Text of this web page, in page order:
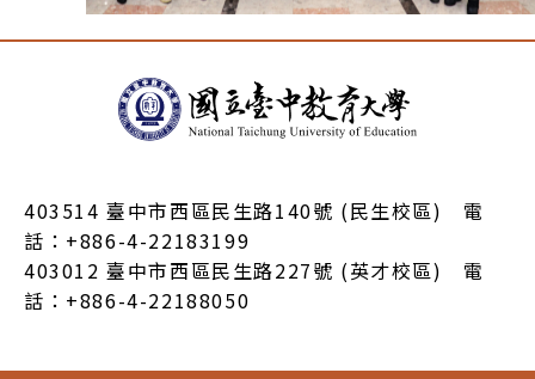
403514 臺中市西區民生路140號 (民生校區) 電
話：+886-4-22183199
403012 臺中市西區民生路227號 (英才校區) 電
話：+886-4-22188050